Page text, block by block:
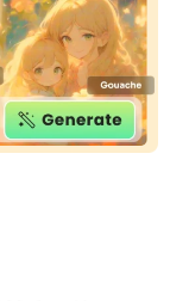
Veo 3.1
Hailuo 2.3